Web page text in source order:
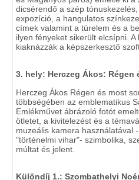
dicsérendő a szép
expozíció, a hangulatos
címek valamint a türelem és a
ilyen fényeket sikerült elcsípni.
kiaknázzák a képszerkesztő
3. hely: Herczeg Ákos: Régen
Herczeg Ákos Régen és most
többségében az emblematikus
Emlékművet ábrázoló fotót
ötletet, a kivitelezést és a
muzeális kamera használatával
"történelmi vihar"- szimbolika,
múltat és jelent.
Különdíj 1.: Szombathelyi